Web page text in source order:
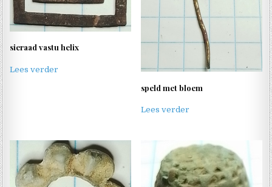
sieraad vastu helix
Lees verder
speld met bloem
Lees verder